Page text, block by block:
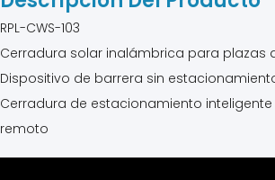
RPL-CWS-103
Cerradura solar inalámbrica para plazas
Dispositivo de barrera sin
Cerradura de estacionamiento
remoto